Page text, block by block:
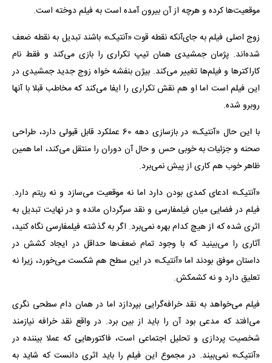
موقعیت‌ها کرده و هرچه از آن بیرون آمده است به فیلم دوخته است.
زوج اصلی فیلم به جای‌آنکه نقطه قوت «آنتیک» باشند تبدیل به نقطه ضعف
شده‌اند. پژمان جمشیدی همان تیپ تکراری را بازی می‌کند و فقط نام
کاراکترها و فیلم‌ها تغییر می‌کند. بیژن بنفشه خواه زوج جدید جمشیدی در
این فیلم است اما او هم نقش تکراری را ایفا می‌کند که مخاطب قبلا با آنها
روبرو شده.
با این حال «آنتیک» در بازسازی دهه 60 عملکرد قابل قبولی دارد، طراحی
صحنه و جزئیات به خوبی حس و حال آن دوران را منتقل می‌کند، اما همین
ظاهر خوب هم کاری از پیش نمی‌برد.
«آنتیک» ادعای کمدی بودن دارد اما نه موقعیت می‌سازد و نه ریتم دارد.
فیلم در فضایی میان فیلمفارسی و نقد سرگردان مانده و در نهایت تبدیل به
اثری شده که از هیچ کدام بهره نمی‌برد. اگر به گذشته فیلمفارسی نگاه کنید،
آثاری را می‌بینید که با وجود تمام ضعف‌ها حداقل در ایجاد کشش در
داستان موفق بودند اما «آنتیک» در این سطح هم شکست می‌خورد، زیرا نه
تعلیق دارد و نه کشمکش.
فیلم می‌خواهد به نقد خرافه‌گرایی بپردازد اما در همان دام سطحی نگری
می‌افتد که مدعی بود آن را باید از بین برد. در واقع نقد خرافه نیازمند
شخصیت پردازی و تحلیل اجتماعی است، فاکتورهایی که عملا بیننده در
«آنتیک» نمی‌بیند. در مجموع این فیلم را باید اثری دانست که شاید به